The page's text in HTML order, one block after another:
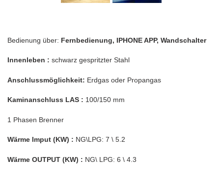
Bedienung über: Fernbedienung, IPHONE APP, Wandschalter
Innenleben : schwarz gespritzter Stahl
Anschlussmöglichkeit: Erdgas oder Propangas
Kaminanschluss LAS : 100/150 mm
1 Phasen Brenner
Wärme Imput (KW) : NG\LPG: 7 \ 5.2
Wärme OUTPUT (KW) : NG\ LPG: 6 \ 4.3